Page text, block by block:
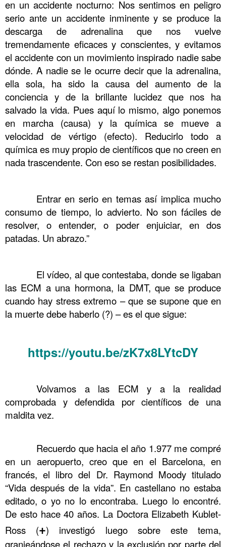
en un accidente nocturno: Nos sentimos en peligro
serio ante un accidente inminente y se produce la
descarga de adrenalina que nos vuelve
tremendamente eficaces y conscientes, y evitamos
el accidente con un movimiento inspirado nadie sabe
dónde. A nadie se le ocurre decir que la adrenalina,
ella sola, ha sido la causa del aumento de la
conciencia y de la brillante lucidez que nos ha
salvado la vida. Pues aquí lo mismo, algo ponemos
en marcha (causa) y la química se mueve a
velocidad de vértigo (efecto). Reducirlo todo a
química es muy propio de científicos que no creen en
nada trascendente. Con eso se restan posibilidades.
Entrar en serio en temas así implica mucho
consumo de tiempo, lo advierto. No son fáciles de
resolver, o entender, o poder enjuiciar, en dos
patadas. Un abrazo.”
El vídeo, al que contestaba, donde se ligaban
las ECM a una hormona, la DMT, que se produce
cuando hay stress extremo – que se supone que en
la muerte debe haberlo (?) – es el que sigue:
https://youtu.be/zK7x8LYtcDY
Volvamos a las ECM y a la realidad
comprobada y defendida por científicos de una
maldita vez.
Recuerdo que hacia el año 1.977 me compré
en un aeropuerto, creo que en el Barcelona, en
francés, el libro del Dr. Raymond Moody titulado
“Vida después de la vida”. En castellano no estaba
editado, o yo no lo encontraba. Luego lo encontré.
De esto hace 40 años. La Doctora Elizabeth Kublet-
Ross (+) investigó luego sobre este tema,
granjeándose el rechazo y la exclusión por parte del